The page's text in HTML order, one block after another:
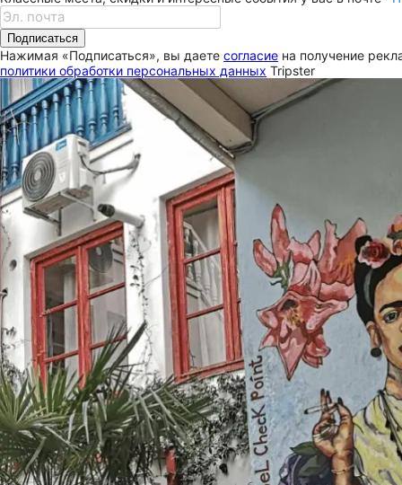
Подписаться
Нажимая «Подписаться», вы даете согласие на получение
политики обработки персональных данных Tripster